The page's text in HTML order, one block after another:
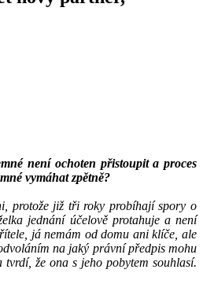
není ochoten přistoupit a proces
vymáhat zpětně?
protože již tři roky probíhají spory o
jednání účelově protahuje a není
já nemám od domu ani klíče, ale
na jaký právní předpis mohu
že ona s jeho pobytem souhlasí.